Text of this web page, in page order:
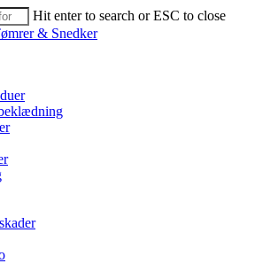
Hit enter to search or ESC to close